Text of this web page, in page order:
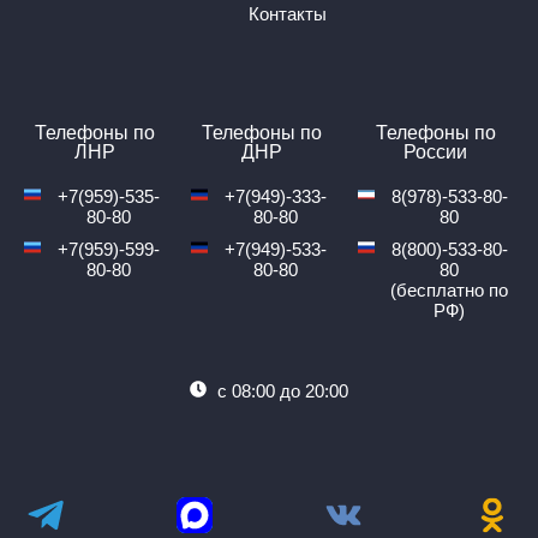
Транспорт, курсирующий по этому направлению:
Стоимость багажа: 1 багаж — без оплаты, Доп. Багаж
— нет данных
Почему выбирают
надежного перевозчика
Высокое качество услуг в сфере пассажирских
перевозок.
Контакты
Телефоны по
ЛНР
+7(959)-535-
80-80
+7(959)-599-
80-80
Телефоны по
ДНР
+7(949)-333-
80-80
+7(949)-533-
80-80
Телефоны по
России
8(978)-533-80-
80
8(800)-533-80-
80
(бесплатно по
РФ)
с 08:00 до 20:00